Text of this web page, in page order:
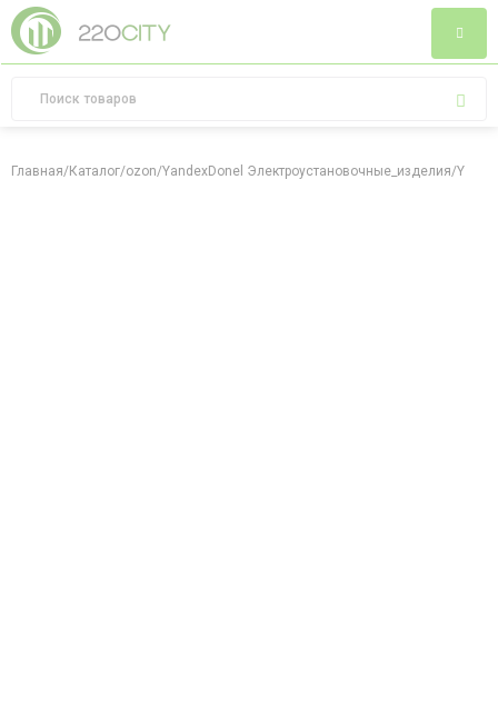
Главная/Каталог/ozon/YandexDonel Электроустановочные_изделия/